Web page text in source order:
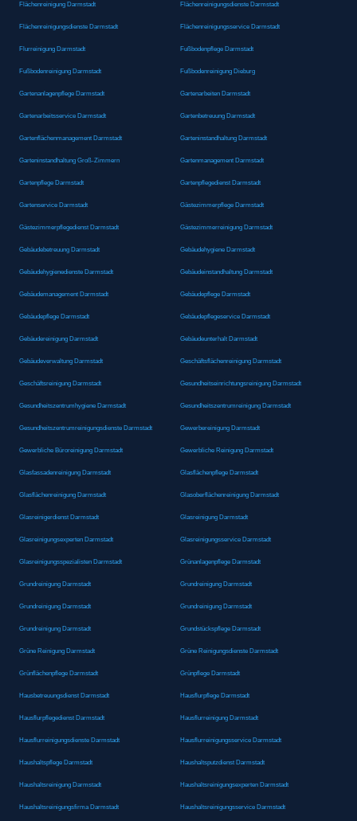
Flächenreinigung Darmstadt Flächenreinigungsdienste Darmstadt
Flächenreinigungsdienste Darmstadt Flächenreinigungsservice Darmstadt
Flurreinigung Darmstadt Fußbodenpflege Darmstadt
Fußbodenreinigung Darmstadt Fußbodenreinigung Dieburg
Gartenanlagenpflege Darmstadt Gartenarbeiten Darmstadt
Gartenarbeitsservice Darmstadt Gartenbetreuung Darmstadt
Gartenflächenmanagement Darmstadt Garteninstandhaltung Darmstadt
Garteninstandhaltung Groß-Zimmern Gartenmanagement Darmstadt
Gartenpflege Darmstadt Gartenpflegedienst Darmstadt
Gartenservice Darmstadt Gästezimmerpflege Darmstadt
Gästezimmerpflegedienst Darmstadt Gästezimmerreinigung Darmstadt
Gebäudebetreuung Darmstadt Gebäudehygiene Darmstadt
Gebäudehygienedienste Darmstadt Gebäudeinstandhaltung Darmstadt
Gebäudemanagement Darmstadt Gebäudepflege Darmstadt
Gebäudepflege Darmstadt Gebäudepflegeservice Darmstadt
Gebäudereinigung Darmstadt Gebäudeunterhalt Darmstadt
Gebäudeverwaltung Darmstadt Geschäftsflächenreinigung Darmstadt
Geschäftsreinigung Darmstadt Gesundheitseinrichtungsreinigung Darmstadt
Gesundheitszentrumhygiene Darmstadt Gesundheitszentrumreinigung Darmstadt
Gesundheitszentrumreinigungsdienste Darmstadt Gewerbereinigung Darmstadt
Gewerbliche Büroreinigung Darmstadt Gewerbliche Reinigung Darmstadt
Glasfassadenreinigung Darmstadt Glasflächenpflege Darmstadt
Glasflächenreinigung Darmstadt Glasoberflächenreinigung Darmstadt
Glasreinigerdienst Darmstadt Glasreinigung Darmstadt
Glasreinigungsexperten Darmstadt Glasreinigungsservice Darmstadt
Glasreinigungsspezialisten Darmstadt Grünanlagenpflege Darmstadt
Grundreinigung Darmstadt Grundreinigung Darmstadt
Grundreinigung Darmstadt Grundreinigung Darmstadt
Grundreinigung Darmstadt Grundstückspflege Darmstadt
Grüne Reinigung Darmstadt Grüne Reinigungsdienste Darmstadt
Grünflächenpflege Darmstadt Grünpflege Darmstadt
Hausbetreuungsdienst Darmstadt Hausflurpflege Darmstadt
Hausflurpflegedienst Darmstadt Hausflurreinigung Darmstadt
Hausflurreinigungsdienste Darmstadt Hausflurreinigungsservice Darmstadt
Haushaltspflege Darmstadt Haushaltsputzdienst Darmstadt
Haushaltsreinigung Darmstadt Haushaltsreinigungsexperten Darmstadt
Haushaltsreinigungsfirma Darmstadt Haushaltsreinigungsservice Darmstadt